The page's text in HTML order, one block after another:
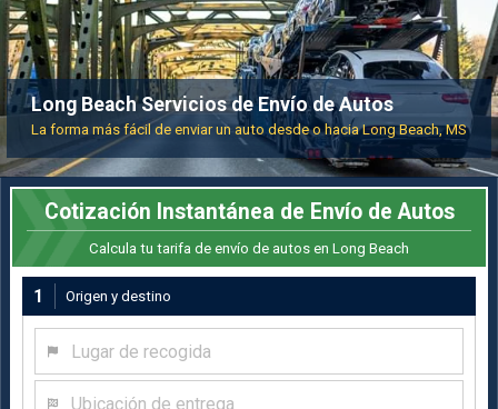
Long Beach Servicios de Envío de Autos
La forma más fácil de enviar un auto desde o hacia Long Beach, MS
Cotización Instantánea de Envío de Autos
Calcula tu tarifa de envío de autos en Long Beach
1 Origen y destino